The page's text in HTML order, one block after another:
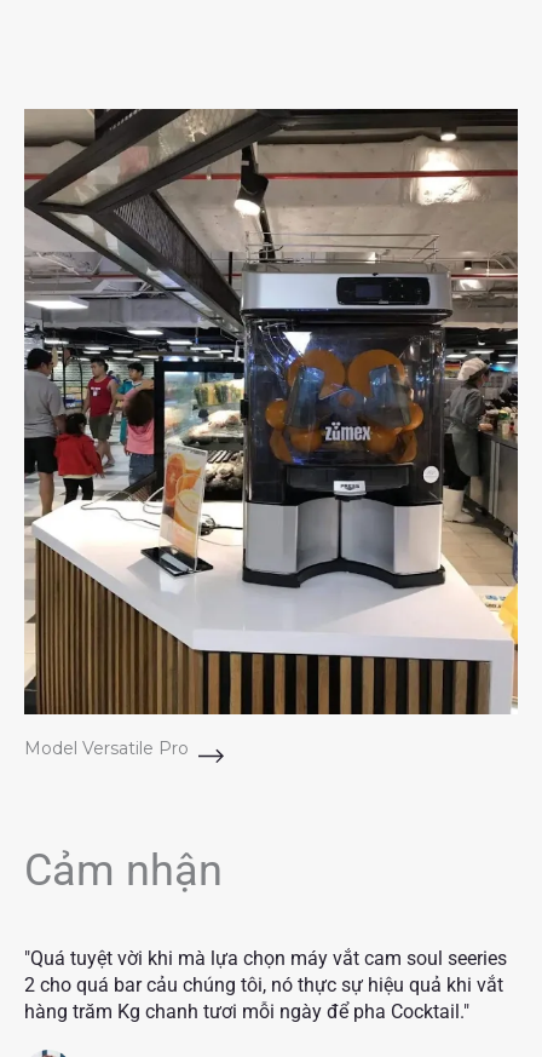
Model Versatile Pro
Cảm nhận
"Quá tuyệt vời khi mà lựa chọn máy vắt cam soul seeries
2 cho quá bar cảu chúng tôi, nó thực sự hiệu quả khi vắt
hàng trăm Kg chanh tươi mỗi ngày để pha Cocktail."